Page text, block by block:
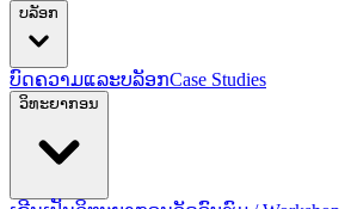
ບລັອກ
ບົດຄວາມແລະບລັອກCase Studies
ວິທະຍາກອນ